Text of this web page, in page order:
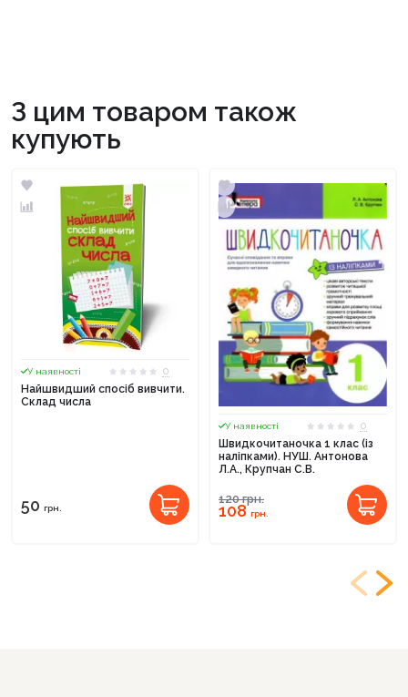
З цим товаром також
купують
У наявності
0
Найшвидший спосіб вивчити.
Склад числа
50 грн.
У наявності
0
Швидкочитаночка 1 клас (із
наліпками). НУШ. Антонова
Л.А., Крупчан С.В.
120грн.
108грн.